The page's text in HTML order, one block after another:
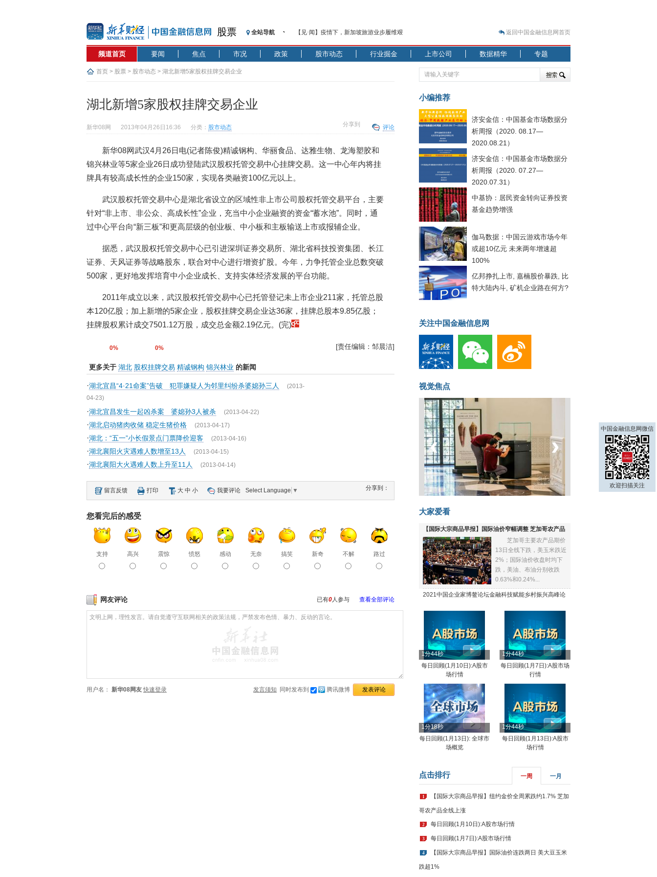
股票 全站导航
【见·闻】疫情下，新加坡旅游业步履维艰
记者手记：疫情下的香港零售业如何浴火重生？
【见·闻】疫情下一家香港传统零售商的转型突围之旅
济安金信：中国基金市场数据分析周报（2020. 07.27—2020.07.31）
【新华财经调查】同业存单、结构性存款玩起“跷跷板” 结构性失衡藏
央行公开市场净投放300亿元 短端资金利率明显下行
基本面及股市双轮冲击 债市回调十年期债表现最弱
沥青期货连续两日涨逾3% 沪银及两粕涨势喜人
恒生聚源：北斗收官之星发射成功，全产业链解析
济安金信：中国基金市场数据分析周报（2020. 08.17—2020.08.21）
返回中国金融信息网首页
频道首页 要闻 焦点 市况 政策 股市动态 行业掘金 上市公司 数据精华 专题
首页 > 股票 > 股市动态 > 湖北新增5家股权挂牌交易企业
湖北新增5家股权挂牌交易企业
评论
分享到
新华08网 2013年04月26日16:36 分类： 股市动态
新华08网武汉4月26日电(记者陈俊)精诚钢构、华丽食品、达雅生物、龙海塑胶和
锦兴林业等5家企业26日成功登陆武汉股权托管交易中心挂牌交易。这一中心年内将挂
牌具有较高成长性的企业150家，实现各类融资100亿元以上。
武汉股权托管交易中心是湖北省设立的区域性非上市公司股权托管交易平台，主要
针对“非上市、非公众、高成长性”企业，充当中小企业融资的资金“蓄水池”。同时，通
过中心平台向“新三板”和更高层级的创业板、中小板和主板输送上市或报辅企业。
据悉，武汉股权托管交易中心已引进深圳证券交易所、湖北省科技投资集团、长江
证券、天风证券等战略股东，联合对中心进行增资扩股。今年，力争托管企业总数突破
500家，更好地发挥培育中小企业成长、支持实体经济发展的平台功能。
2011年成立以来，武汉股权托管交易中心已托管登记未上市企业211家，托管总股
本120亿股；加上新增的5家企业，股权挂牌交易企业达36家，挂牌总股本9.85亿股；
挂牌股权累计成交7501.12万股，成交总金额2.19亿元。(完)
0% 0% [责任编辑：邹晨洁]
更多关于 湖北 股权挂牌交易 精诚钢构 锦兴林业 的新闻
·湖北宜昌“4·21命案”告破 犯罪嫌疑人为邻里纠纷杀婆媳孙三人 (2013-
04-23)
·湖北宜昌发生一起凶杀案 婆媳孙3人被杀 (2013-04-22)
·湖北启动猪肉收储 稳定生猪价格 (2013-04-17)
·湖北：“五一”小长假景点门票降价迎客 (2013-04-16)
·湖北襄阳火灾遇难人数增至13人 (2013-04-15)
·湖北襄阳大火遇难人数上升至11人 (2013-04-14)
留言反馈 打印 大 中 小 我要评论 Select Language ▼ 分享到：
您看完后的感受
支持 高兴 震惊 愤怒 感动 无奈 搞笑 新奇 不解 路过
网友评论 已有0人参与 查看全部评论
用户名： 新华08网友 快速登录 发言须知 同时发布到 腾讯微博
小编推荐
济安金信：中国基金市场数据分
析周报（2020. 08.17—
2020.08.21）
济安金信：中国基金市场数据分
析周报（2020. 07.27—
2020.07.31）
中基协：居民资金转向证券投资
基金趋势增强
伽马数据：中国云游戏市场今年
或超10亿元 未来两年增速超
100%
亿邦挣扎上市, 嘉楠股价暴跌, 比
特大陆内斗, 矿机企业路在何方?
关注中国金融信息网
视觉焦点
菲律宾：防疫降级
‹ ›
大家爱看
【国际大宗商品早报】国际油价窄幅调整 芝加哥农产品
全线下跌
芝加哥主要农产品期价
13日全线下跌，美玉米跌近
2%；国际油价收盘时均下
跌，美油、布油分别收跌
0.63%和0.24%...
2021中国企业家博鳌论坛金融科技赋能乡村振兴高峰论
1分44秒
每日回顾(1月10日):A股市
场行情
1分44秒
每日回顾(1月7日):A股市场
行情
1分18秒
每日回顾(1月13日): 全球市
场概览
1分44秒
每日回顾(1月13日):A股市
场行情
点击排行 一周 一月
1 【国际大宗商品早报】纽约金价全周累跌约1.7% 芝加
哥农产品全线上涨
2 每日回顾(1月10日):A股市场行情
3 每日回顾(1月7日):A股市场行情
4 【国际大宗商品早报】国际油价连跌两日 美大豆玉米
跌超1%
中国金融信息网微信
欢迎扫描关注